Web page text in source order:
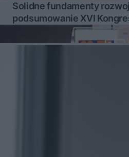
Solidne fundamenty
podsumowanie XVI